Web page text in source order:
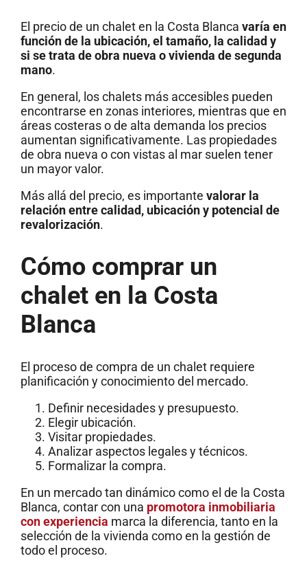
El precio de un chalet en la Costa Blanca varía en
función de la ubicación, el tamaño, la calidad y
si se trata de obra nueva o vivienda de segunda
mano.
En general, los chalets más accesibles pueden
encontrarse en zonas interiores, mientras que en
áreas costeras o de alta demanda los precios
aumentan significativamente. Las propiedades
de obra nueva o con vistas al mar suelen tener
un mayor valor.
Más allá del precio, es importante valorar la
relación entre calidad, ubicación y potencial de
revalorización.
Cómo comprar un
chalet en la Costa
Blanca
El proceso de compra de un chalet requiere
planificación y conocimiento del mercado.
Definir necesidades y presupuesto.
Elegir ubicación.
Visitar propiedades.
Analizar aspectos legales y técnicos.
Formalizar la compra.
En un mercado tan dinámico como el de la Costa
Blanca, contar con una promotora inmobiliaria
con experiencia marca la diferencia, tanto en la
selección de la vivienda como en la gestión de
todo el proceso.